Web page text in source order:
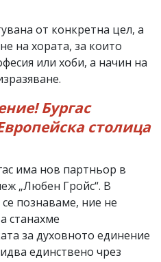
от конкретна цел, а
на хората, за които
или хоби, а начин на
Бургас
столица
има нов партньор в
„Любен Гройс“. В
познаваме, ние не
станахме
за духовното единение
единствено чрез